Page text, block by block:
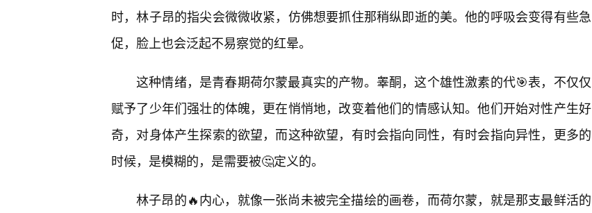
时，林子昂的指尖会微微收紧，仿佛想要抓住那稍纵即逝的美。他的呼吸会变得有些急
促，脸上也会泛起不易察觉的红晕。
这种情绪，是青春期荷尔蒙最真实的产物。睾酮，这个雄性激素的代🎯表，不仅仅
赋予了少年们强壮的体魄，更在悄悄地，改变着他们的情感认知。他们开始对性产生好
奇，对身体产生探索的欲望，而这种欲望，有时会指向同性，有时会指向异性，更多的
时候，是模糊的，是需要被🤔定义的。
林子昂的🔥内心，就像一张尚未被完全描绘的画卷，而荷尔蒙，就是那支最鲜活的